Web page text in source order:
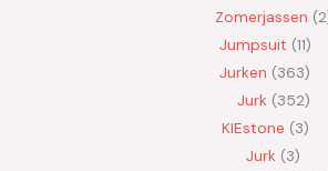
Zomerjassen 2
Jumpsuit 11
Jurken 363
Jurk 352
KIEstone 3
Jurk 3